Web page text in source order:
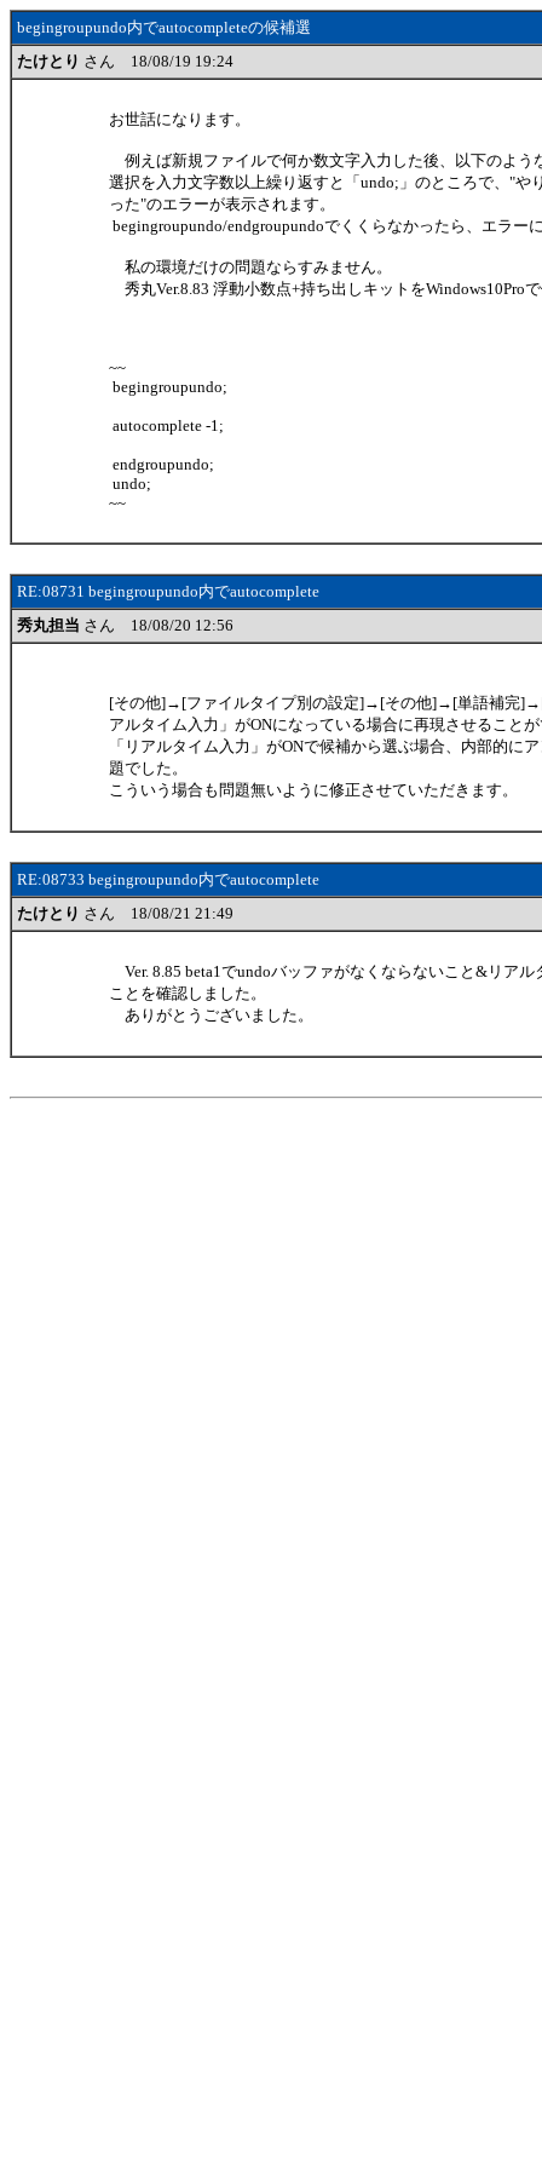
begingroupundo内でautocompleteの候補選
たけとり さん 18/08/19 19:24
お世話になります。
例えば新規ファイルで何か数文字入力した後、以下のよう
選択を入力文字数以上繰り返すと「undo;」のところで、"や
った"のエラーが表示されます。
begingroupundo/endgroupundoでくくらなかったら、エラー
私の環境だけの問題ならすみません。
秀丸Ver.8.83 浮動小数点+持ち出しキットをWindows10Pro
~~
begingroupundo;
autocomplete -1;
endgroupundo;
undo;
~~
RE:08731 begingroupundo内でautocomplete
秀丸担当 さん 18/08/20 12:56
[その他]→[ファイルタイプ別の設定]→[その他]→[単語補完
アルタイム入力」がONになっている場合に再現させること
「リアルタイム入力」がONで候補から選ぶ場合、内部的に
題でした。
こういう場合も問題無いように修正させていただきます。
RE:08733 begingroupundo内でautocomplete
たけとり さん 18/08/21 21:49
Ver. 8.85 beta1でundoバッファがなくならないこと&リア
ことを確認しました。
ありがとうございました。